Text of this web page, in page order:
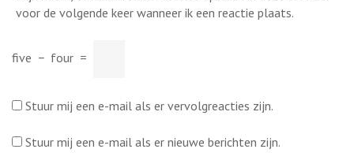
voor de volgende keer wanneer ik een reactie plaats.
five − four =
Stuur mij een e-mail als er vervolgreacties zijn.
Stuur mij een e-mail als er nieuwe berichten zijn.